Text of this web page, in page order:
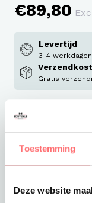
Toestemming
Deze website
€89,80
Levertijd
3-4 werkdagen
Gratis